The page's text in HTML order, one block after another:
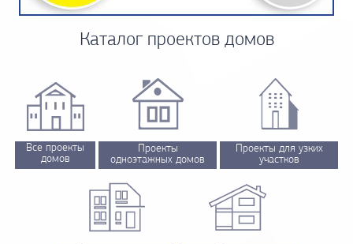
Каталог проектов домов
Все проекты
домов
Проекты
одноэтажных домов
Проекты для узких
участков